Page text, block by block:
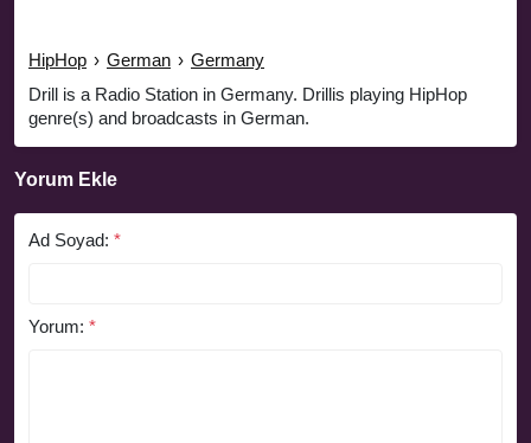
HipHop › German › Germany
Drill is a Radio Station in Germany. Drillis playing HipHop
genre(s) and broadcasts in German.
Yorum Ekle
Ad Soyad: *
Yorum: *